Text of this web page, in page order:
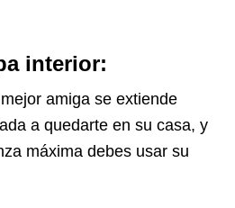
interior:
amiga se extiende
a quedarte en su casa, y
máxima debes usar su